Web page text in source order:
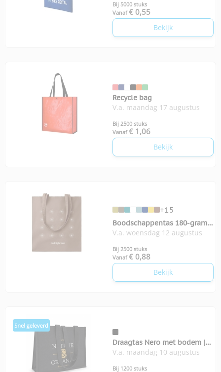
Bij 5000 stuks
Vanaf € 0,55
Bekijk
Recycle bag
V.a. maandag 17 augustus
Bij 2500 stuks
Vanaf € 1,06
Bekijk
+15
Boodschappentas 180-grams
Cottonel colour++
V.a. woensdag 12 augustus
Bij 2500 stuks
Vanaf € 0,88
Bekijk
Draagtas Nero met bodem |
350-grams
V.a. maandag 10 augustus
Bij 1200 stuks